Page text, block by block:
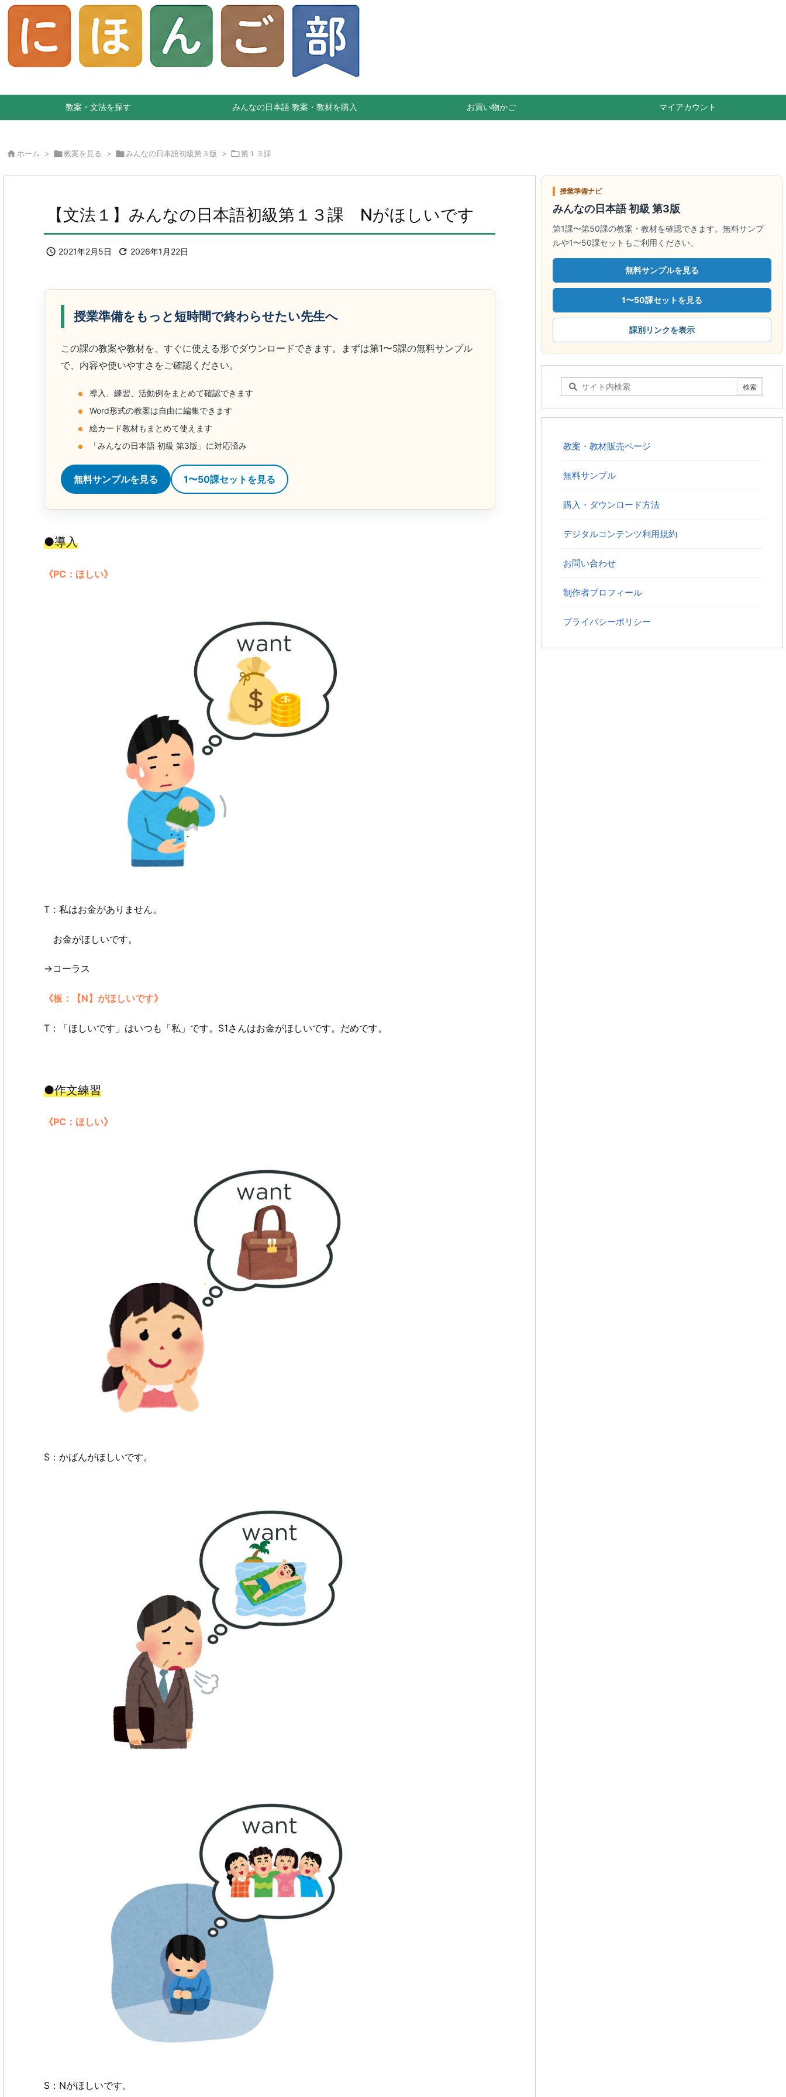
教案・文法を探す みんなの日本語 教案・教材を購入 お買い物かご マイアカウント
 ホーム > 教案を見る > みんなの日本語初級第３版 > 第１３課
【文法１】みんなの日本語初級第１３課 Nがほしいです
 2021年2月5日  2026年1月22日
授業準備をもっと短時間で終わらせたい先生へ
この課の教案や教材を、すぐに使える形でダウンロードできます。まずは第1〜5課の無料サンプル
で、内容や使いやすさをご確認ください。
導入、練習、活動例をまとめて確認できます
Word形式の教案は自由に編集できます
絵カード教材もまとめて使えます
「みんなの日本語 初級 第3版」に対応済み
無料サンプルを見る 1〜50課セットを見る
●導入
《PC：ほしい》
T：私はお金がありません。
お金がほしいです。
→コーラス
《板：【N】がほしいです》
T：「ほしいです」はいつも「私」です。S1さんはお金がほしいです。だめです。
●作文練習
《PC：ほしい》
S：かばんがほしいです。
S：Nがほしいです。
授業準備ナビ
みんなの日本語 初級 第3版
第1課〜第50課の教案・教材を確認できます。無料サンプ
ルや1〜50課セットもご利用ください。
無料サンプルを見る
1〜50課セットを見る
課別リンクを表示
教案・教材販売ページ
無料サンプル
購入・ダウンロード方法
デジタルコンテンツ利用規約
お問い合わせ
制作者プロフィール
プライバシーポリシー